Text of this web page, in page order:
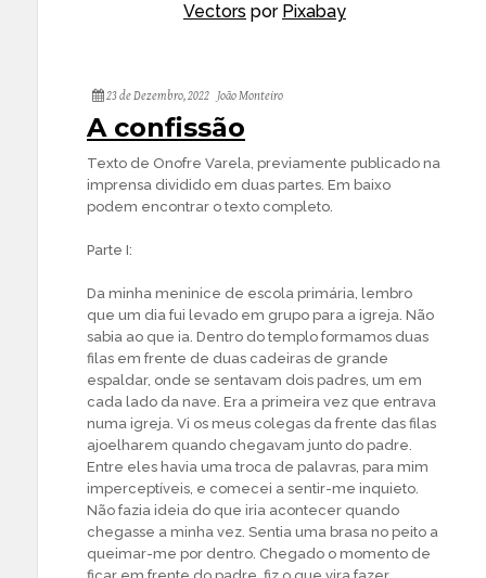
Vectors por Pixabay
23 de Dezembro, 2022 João Monteiro
A confissão
Texto de Onofre Varela, previamente publicado na
imprensa dividido em duas partes. Em baixo
podem encontrar o texto completo.
Parte I:
Da minha meninice de escola primária, lembro
que um dia fui levado em grupo para a igreja. Não
sabia ao que ia. Dentro do templo formamos duas
filas em frente de duas cadeiras de grande
espaldar, onde se sentavam dois padres, um em
cada lado da nave. Era a primeira vez que entrava
numa igreja. Vi os meus colegas da frente das filas
ajoelharem quando chegavam junto do padre.
Entre eles havia uma troca de palavras, para mim
imperceptíveis, e comecei a sentir-me inquieto.
Não fazia ideia do que iria acontecer quando
chegasse a minha vez. Sentia uma brasa no peito a
queimar-me por dentro. Chegado o momento de